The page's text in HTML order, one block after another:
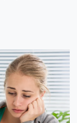
de komende
komen om